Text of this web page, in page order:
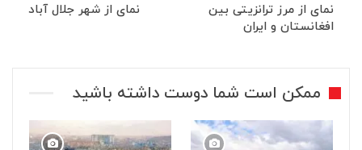
نمای از مرز ترانزیتی بین
افغانستان و ایران
نمای از شهر جلال آباد
ممکن است شما دوست داشته باشید